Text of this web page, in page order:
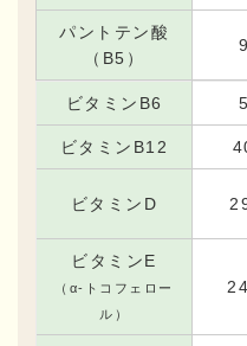
パントテン酸
（B5）
ビタミンB6
ビタミンB12
ビタミンD
ビタミンE
（α-トコフェロー
ル）